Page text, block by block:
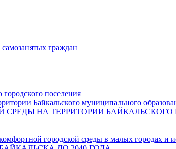
граждан
поселения
Байкальского муниципального
НА ТЕРРИТОРИИ БАЙКАЛЬСКОГО
городской среды в малых городах и